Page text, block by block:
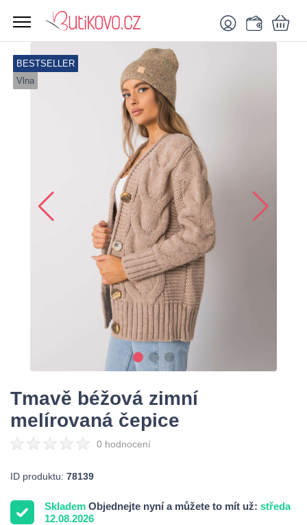
BESTSELLER
Vlna
Tmavě béžová zimní
melírovaná čepice
0 hodnocení
ID produktu: 78139
Skladem Objednejte nyní a můžete to mít už: středa
12.08.2026